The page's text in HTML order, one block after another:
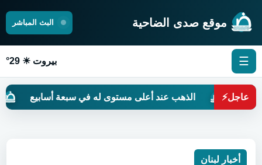
موقع صدى الضاحية البث المباشر
☰ بيروت ☀ 29°
عاجل⚡ الذهب عند أعلى مستوى له في سبعة أسابيع
أخبار لبنان